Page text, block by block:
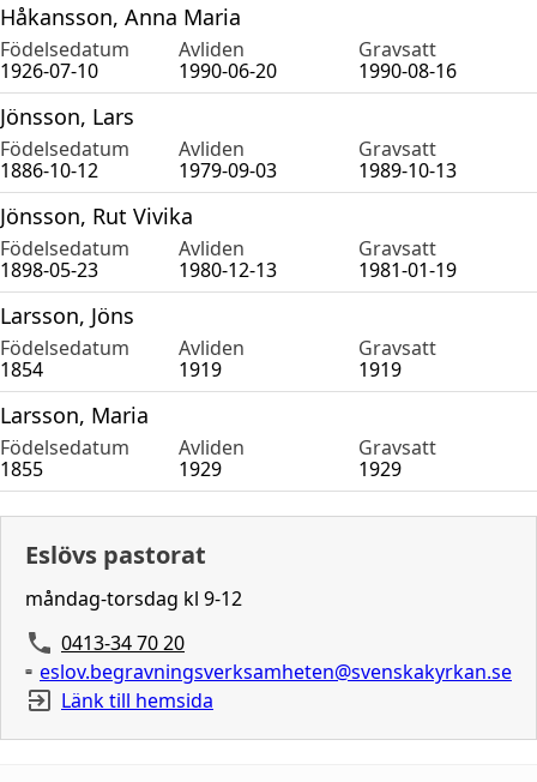
Håkansson, Anna Maria
Födelsedatum Avliden
Gravsatt
1926-07-10
1990-06-20 1990-08-16
Jönsson, Lars
Födelsedatum Avliden
Gravsatt
1886-10-12
1979-09-03 1989-10-13
Jönsson, Rut Vivika
Födelsedatum Avliden
Gravsatt
1898-05-23
1980-12-13 1981-01-19
Larsson, Jöns
Födelsedatum Avliden
Gravsatt
1854
1919 1919
Larsson, Maria
Födelsedatum Avliden
Gravsatt
1855
1929 1929
Eslövs pastorat
måndag-torsdag kl 9-12
0413-34 70 20
eslov.begravningsverksamheten@svenskakyrkan.se
Länk till hemsida